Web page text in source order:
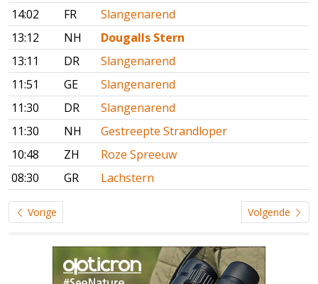
14:02
FR
Slangenarend
13:12
NH
Dougalls Stern
13:11
DR
Slangenarend
11:51
GE
Slangenarend
11:30
DR
Slangenarend
11:30
NH
Gestreepte Strandloper
10:48
ZH
Roze Spreeuw
08:30
GR Lachstern
Vorige Volgende